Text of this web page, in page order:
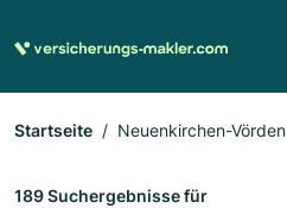
Startseite Neuenkirchen-Vörden
189 Suchergebnisse für